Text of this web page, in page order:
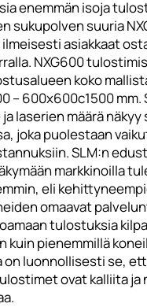
enemmän isoja
sukupolven suuria
ilmeisesti asiakkaat
NXG600
koko
– 600x600c1500 mm.
laserien määrä näkyy
joka puolestaan
SLM:n
markkinoilla
eli
omaavat
tulostuksia
kuin pienemmillä
on luonnollisesti se,
ovat kalliita ja